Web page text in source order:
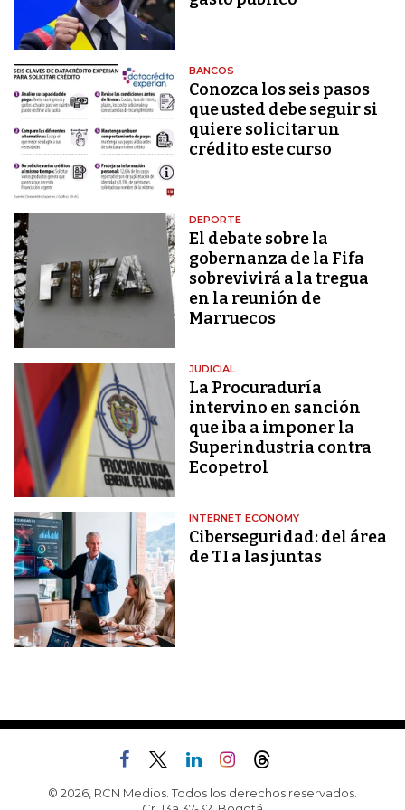
BANCOS
Conozca los seis pasos
que usted debe seguir si
quiere solicitar un
crédito este curso
DEPORTE
El debate sobre la
gobernanza de la Fifa
sobrevivirá a la tregua
en la reunión de
Marruecos
JUDICIAL
La Procuraduría
intervino en sanción
que iba a imponer la
Superindustria contra
Ecopetrol
INTERNET ECONOMY
Ciberseguridad: del área
de TI a las juntas
© 2026, RCN Medios. Todos los derechos reservados.